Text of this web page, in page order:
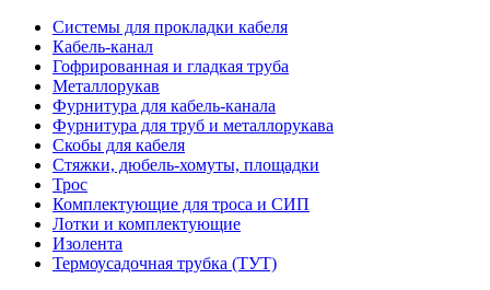
Системы для прокладки кабеля
Кабель-канал
Гофрированная и гладкая труба
Металлорукав
Фурнитура для кабель-канала
Фурнитура для труб и металлорукава
Скобы для кабеля
Стяжки, дюбель-хомуты, площадки
Трос
Комплектующие для троса и СИП
Лотки и комплектующие
Изолента
Термоусадочная трубка (ТУТ)